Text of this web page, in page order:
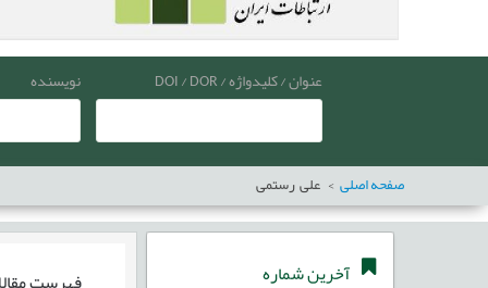
عنوان / کلیدواژه / DOI / DOR نویسنده
صفحه اصلی علی رستمی
آخرین شماره